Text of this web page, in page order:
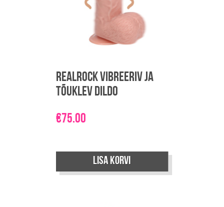
Realrock vibreeriv ja
tõuklev dildo
€75.00
Lisa korvi